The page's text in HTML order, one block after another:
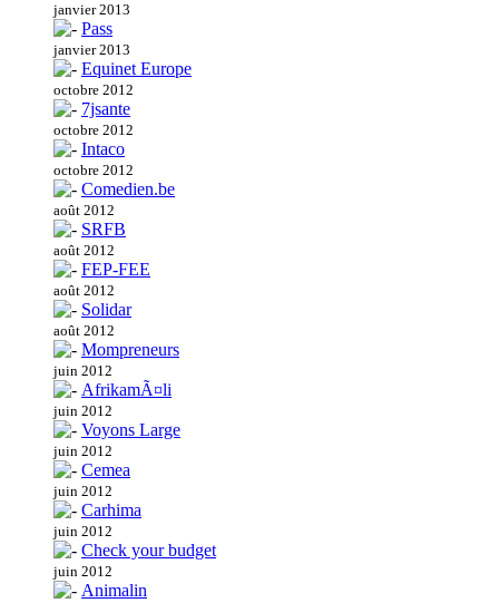
janvier 2013
Pass
janvier 2013
Equinet Europe
octobre 2012
7jsante
octobre 2012
Intaco
octobre 2012
Comedien.be
août 2012
SRFB
août 2012
FEP-FEE
août 2012
Solidar
août 2012
Mompreneurs
juin 2012
AfrikamÃ¤li
juin 2012
Voyons Large
juin 2012
Cemea
juin 2012
Carhima
juin 2012
Check your budget
juin 2012
Animalin